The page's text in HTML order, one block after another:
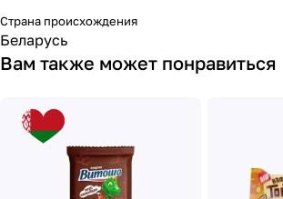
Страна происхождения
Беларусь
Вам также может понравиться